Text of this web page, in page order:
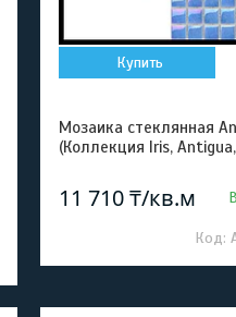
Купить
Мозаика стеклянная
(Коллекция Iris,
11 710 ₸/кв.м